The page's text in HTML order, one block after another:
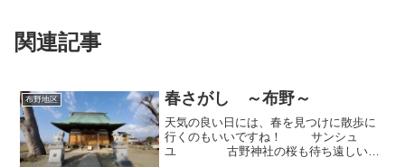
関連記事
布野地区 春さがし ～布野～
天気の良い日には、春を見つけに散歩に
行くのもいいですね！ サンシュ
ユ 古野神社の桜も待ち遠しいで